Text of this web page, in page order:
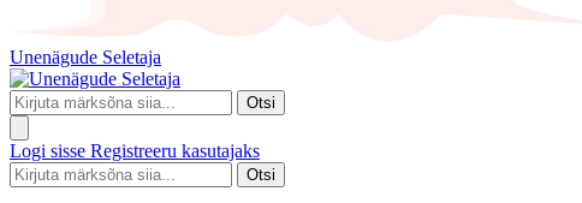
Unenägude Seletaja
Otsi
Logi sisse Registreeru kasutajaks
Otsi